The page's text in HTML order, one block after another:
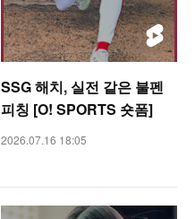
SSG 해치, 실전 같은 불펜
피칭 [O! SPORTS 숏폼]
2026.07.16 18:05